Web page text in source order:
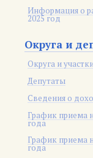
Информация о
2025 год
Округа и
Округа и
Депутаты
Сведения о
График приема
года
График приема
года